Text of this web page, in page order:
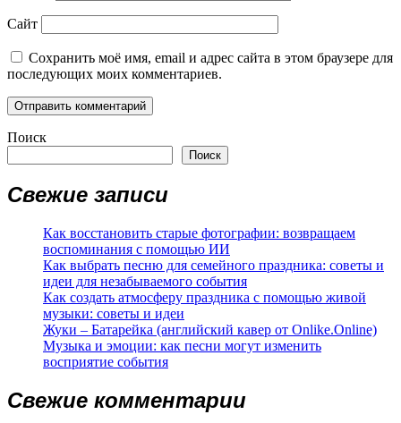
Сайт
Сохранить моё имя, email и адрес сайта в этом браузере для
последующих моих комментариев.
Поиск
Поиск
Свежие записи
Как восстановить старые фотографии: возвращаем
воспоминания с помощью ИИ
Как выбрать песню для семейного праздника: советы и
идеи для незабываемого события
Как создать атмосферу праздника с помощью живой
музыки: советы и идеи
Жуки – Батарейка (английский кавер от Onlike.Online)
Музыка и эмоции: как песни могут изменить
восприятие события
Свежие комментарии